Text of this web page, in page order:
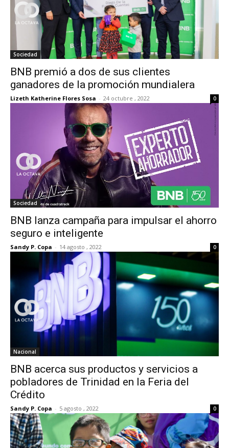
Sociedad
BNB premió a dos de sus clientes
ganadores de la promoción mundialera
Lizeth Katherine Flores Sosa - 24 octubre , 2022 0
Sociedad
BNB lanza campaña para impulsar el ahorro
seguro e inteligente
Sandy P. Copa - 14 agosto , 2022 0
Nacional
BNB acerca sus productos y servicios a
pobladores de Trinidad en la Feria del
Crédito
Sandy P. Copa - 5 agosto , 2022 0